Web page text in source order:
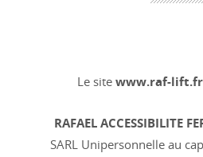
Le site www.raf-lift.fr
RAFAEL ACCESSIBILITE
SARL Unipersonnelle au